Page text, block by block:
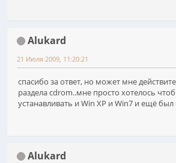
Alukard
21 Июля 2009, 11:20:21
спасибо за ответ, но может мне
раздела cdrom..мне просто хотелось
устанавливать и Win XP и Win7 и ещё
Alukard